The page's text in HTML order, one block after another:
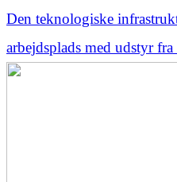
Den teknologiske
arbejdsplads med udstyr